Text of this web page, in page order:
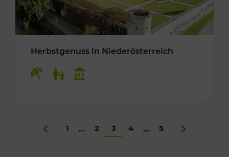
Herbstgenuss in Niederösterreich
Zurück
1 ... 2 3 4 ... 5 Nächstes